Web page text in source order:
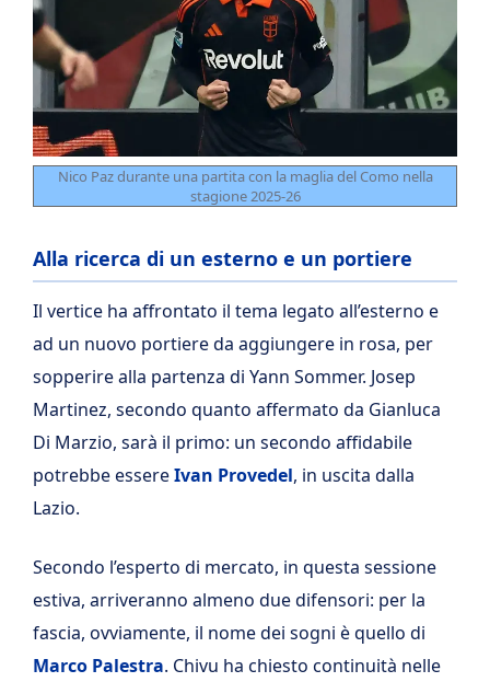
Nico Paz durante una partita con la maglia del Como nella
stagione 2025-26
Alla ricerca di un esterno e un portiere
Il vertice ha affrontato il tema legato all’esterno e
ad un nuovo portiere da aggiungere in rosa, per
sopperire alla partenza di Yann Sommer. Josep
Martinez, secondo quanto affermato da Gianluca
Di Marzio, sarà il primo: un secondo affidabile
potrebbe essereIvan Provedel, in uscita dalla
Lazio.
Secondo l’esperto di mercato, in questa sessione
estiva, arriveranno almeno due difensori: per la
fascia, ovviamente, il nome dei sogni è quello di
Marco Palestra. Chivu ha chiesto continuità nelle